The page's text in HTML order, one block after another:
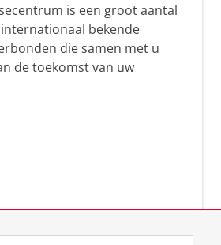
is een groot aantal
bekende
die samen met u
de toekomst van uw